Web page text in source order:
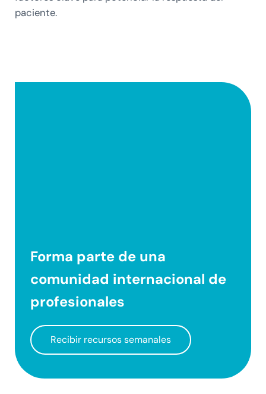
paciente.
Forma parte de una
comunidad internacional de
profesionales
Recibir recursos semanales